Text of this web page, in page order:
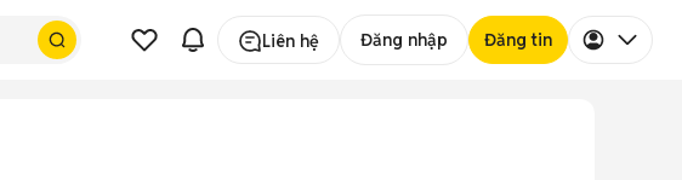
Liên hệ Đăng nhập Đăng tin